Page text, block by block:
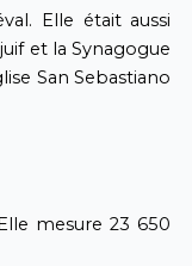
Elle était aussi
et la Synagogue
San Sebastiano
mesure 23 650